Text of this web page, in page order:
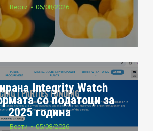
Вести 06/08/2026
Integrity Watch
со податоци за
2025 година
Вести 05/08/2026